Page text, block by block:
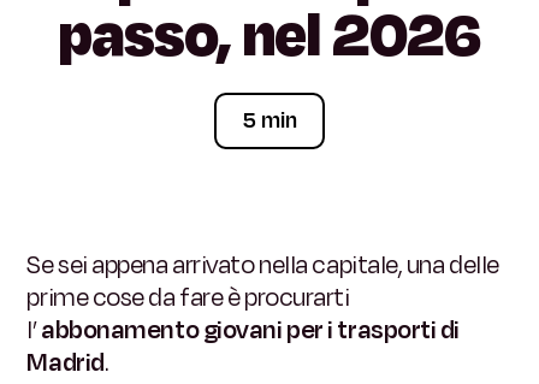
passo,nel2026
5 min
Se sei appena arrivato nella capitale, una delle
prime cose da fare è procurarti
l’abbonamento giovani per i trasporti di
Madrid.